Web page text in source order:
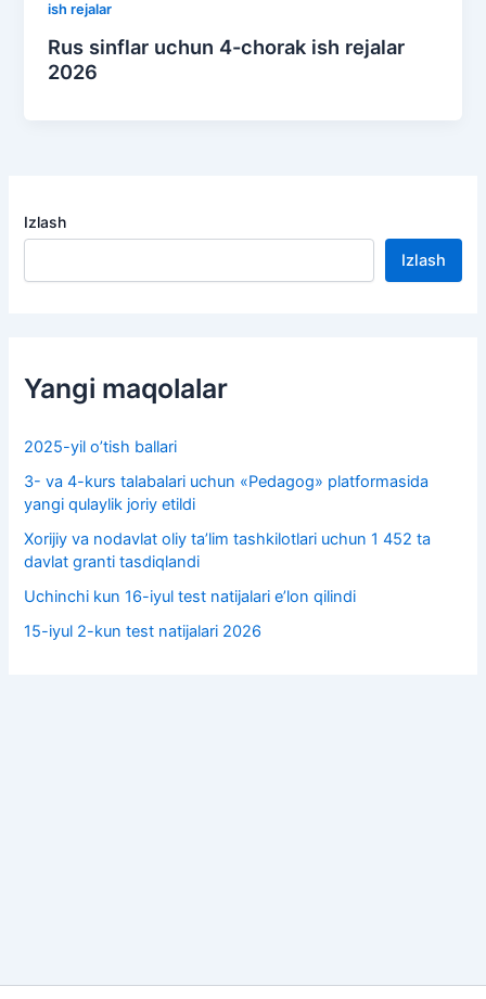
ish rejalar
Rus sinflar uchun 4-chorak ish rejalar
2026
Izlash
Izlash
Yangi maqolalar
2025-yil o’tish ballari
3- va 4-kurs talabalari uchun «Pedagog» platformasida
yangi qulaylik joriy etildi
Xorijiy va nodavlat oliy taʼlim tashkilotlari uchun 1 452 ta
davlat granti tasdiqlandi
Uchinchi kun 16-iyul test natijalari e’lon qilindi
15-iyul 2-kun test natijalari 2026